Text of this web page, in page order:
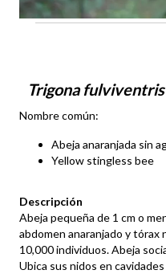
Trigona fulviventris
Nombre común:
Abeja anaranjada sin
Yellow stingless bee
Descripción
Abeja pequeña de 1 cm o
abdomen anaranjado y tórax
10,000 individuos. Abeja
Ubica sus nidos en